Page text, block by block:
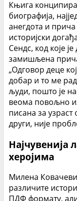
Књига
биографија,
анегдота и
историјски
Сендс, код које
замишљена
„Одговор деце
добар и то ме
људи, пошто је
веома повољно
писана за узраст
други, није
Најчувенија
херојима
Милена
различите
ПДФ формату,